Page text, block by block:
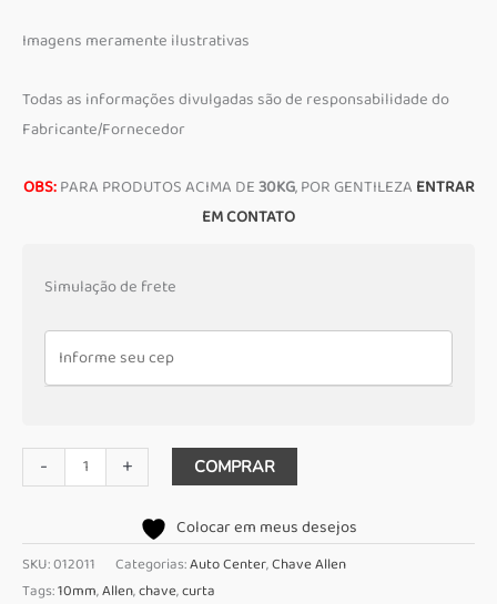
Imagens meramente ilustrativas
Todas as informações divulgadas são de responsabilidade do
Fabricante/Fornecedor
OBS:PARA PRODUTOS ACIMA DE30KG, POR GENTILEZA ENTRAR
EM CONTATO
Simulação de frete
-
Chave
Allen
10
mm
+ COMPRAR
Colocar em meus desejos
SKU:012011 Categorias:Auto Center,Chave Allen
Tags:10mm,Allen,chave,curta